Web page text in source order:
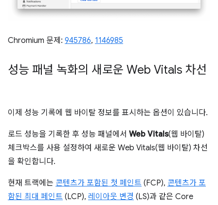
Chromium 문제: 945786, 1146985
성능 패널 녹화의 새로운 Web Vitals 차선
이제 성능 기록에 웹 바이탈 정보를 표시하는 옵션이 있습니다.
로드 성능을 기록한 후 성능 패널에서 Web Vitals(웹 바이탈)
체크박스를 사용 설정하여 새로운 Web Vitals(웹 바이탈) 차선
을 확인합니다.
현재 트랙에는 콘텐츠가 포함된 첫 페인트 (FCP), 콘텐츠가 포
함된 최대 페인트 (LCP), 레이아웃 변경 (LS)과 같은 Core